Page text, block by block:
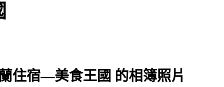
住宿—美食王國 的相簿照片